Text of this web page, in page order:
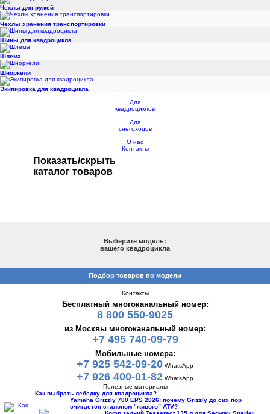
Чехлы для ружей
Чехлы хранения транспортировки
Шины для квадроцикла
Шлема
Шноркели
Экипировка для квадроцикла
Для
квадроциклов
Для
снегоходов
О нас
Контакты
Показать/скрыть
каталог товаров
Выберите модель:
вашего квадроцикла
Подбор товаров по модели
Контакты
Бесплатный многоканальный номер:
8 800 550-9025
из Москвы многоканальный номер:
+7 495 740-09-79
Мобильные номера:
+7 925 542-09-20 WhatsApp
+7 926 400-01-82 WhatsApp
Полезные материалы
Как выбрать лебедку для квадроцикла?
Yamaha Grizzly 700 EPS 2026: почему Grizzly до сих пор
считается эталоном “живого” ATV?